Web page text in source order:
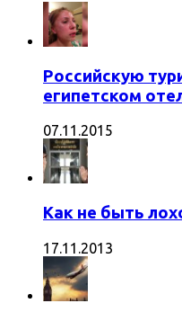
Российскую
египетском
07.11.2015
Как не быть
17.11.2013